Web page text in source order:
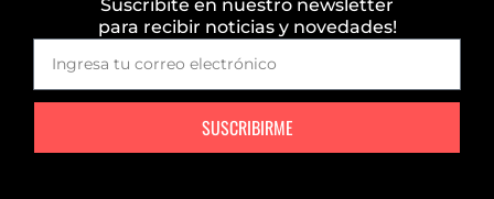
Suscribite en nuestro newsletter
para recibir noticias y novedades!
SUSCRIBIRME